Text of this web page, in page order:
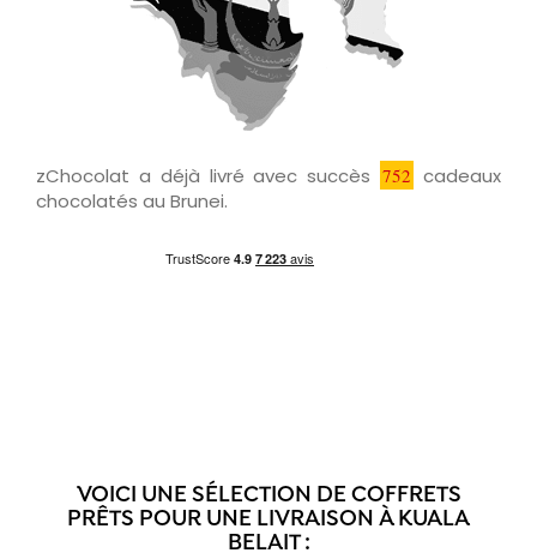
zChocolat a déjà livré avec succès 752 cadeaux
chocolatés au Brunei.
VOICI UNE SÉLECTION DE COFFRETS
PRÊTS POUR UNE LIVRAISON À KUALA
BELAIT :